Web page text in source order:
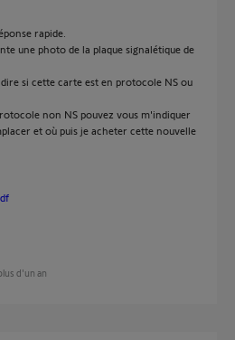
rapide.
une photo de la plaque signalétique de
dire si cette carte est en protocole NS ou
non NS pouvez vous m'indiquer
et où puis je acheter cette nouvelle
d'un an